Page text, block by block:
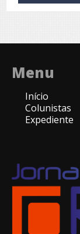
Menu
Início
Colunistas
Expediente